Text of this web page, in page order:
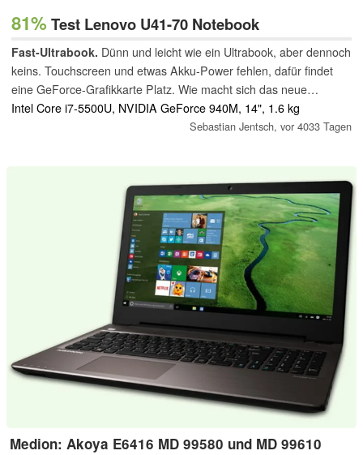
81% Test Lenovo U41-70 Notebook
Fast-Ultrabook. Dünn und leicht wie ein Ultrabook, aber dennoch
keins. Touchscreen und etwas Akku-Power fehlen, dafür findet
eine GeForce-Grafikkarte Platz. Wie macht sich das neue
Subnotebook von Lenovo im Vergleich mit anderen dünnen
Intel Core i7-5500U, NVIDIA GeForce 940M, 14", 1.6 kg
Sebastian Jentsch, vor 4033 Tagen
Medion: Akoya E6416 MD 99580 und MD 99610